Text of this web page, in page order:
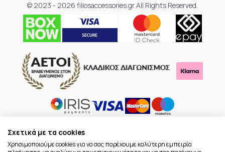
© 2023 - 2026 filiosaccessories.gr All Rights Reserved.
Σχετικά με τα cookies
Χρησιμοποιούμε cookies για να σας παρέχουμε καλύτερη εμπειρία